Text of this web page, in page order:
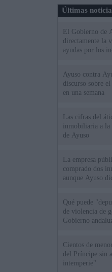
Últimas
El Gobierno de
directamente la
ayudas por los
Ayuso contra
discurso sobre
en una semana
Las cifras del
inmobiliaria a la
de Ayuso
La empresa
comprado dos
aunque Ayuso
Qué puede
de violencia de
Gobierno
Cientos de
del Príncipe sin
intemperie"